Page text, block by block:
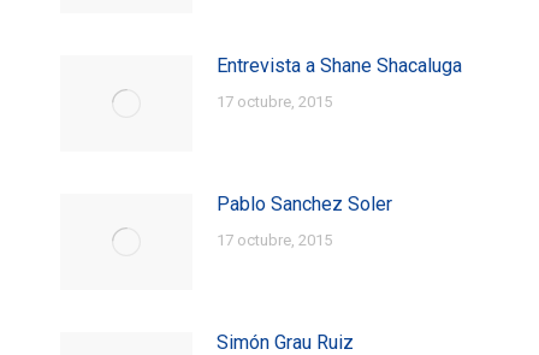
Entrevista a Shane Shacaluga
17 octubre, 2015
Pablo Sanchez Soler
17 octubre, 2015
Simón Grau Ruiz